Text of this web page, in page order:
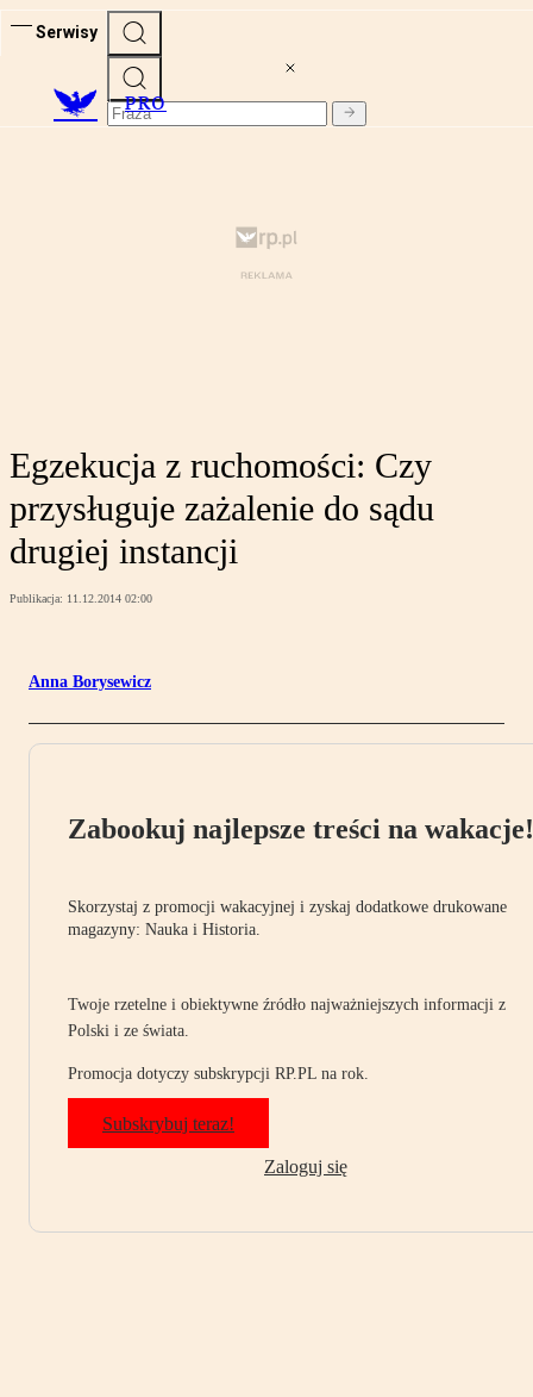
Serwisy
PRO
Egzekucja z ruchomości: Czy
przysługuje zażalenie do sądu
drugiej instancji
Publikacja: 11.12.2014 02:00
Anna Borysewicz
Zabookuj najlepsze treści na wakacje!
Skorzystaj z promocji wakacyjnej i zyskaj dodatkowe drukowane
magazyny: Nauka i Historia.
Twoje rzetelne i obiektywne źródło najważniejszych informacji z
Polski i ze świata.
Promocja dotyczy subskrypcji RP.PL na rok.
Subskrybuj teraz!
Zaloguj się